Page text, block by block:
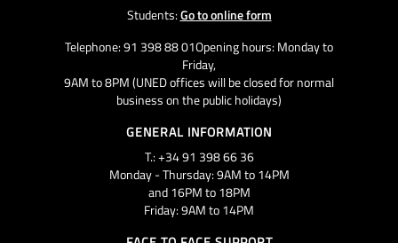
Students:Go to online form
Telephone: 91 398 88 01Opening hours: Monday to
Friday,
9AM to 8PM (UNED offices will be closed for normal
business on the public holidays)
GENERAL INFORMATION
T.: +34 91 398 66 36
Monday - Thursday: 9AM to 14PM
and 16PM to 18PM
Friday: 9AM to 14PM